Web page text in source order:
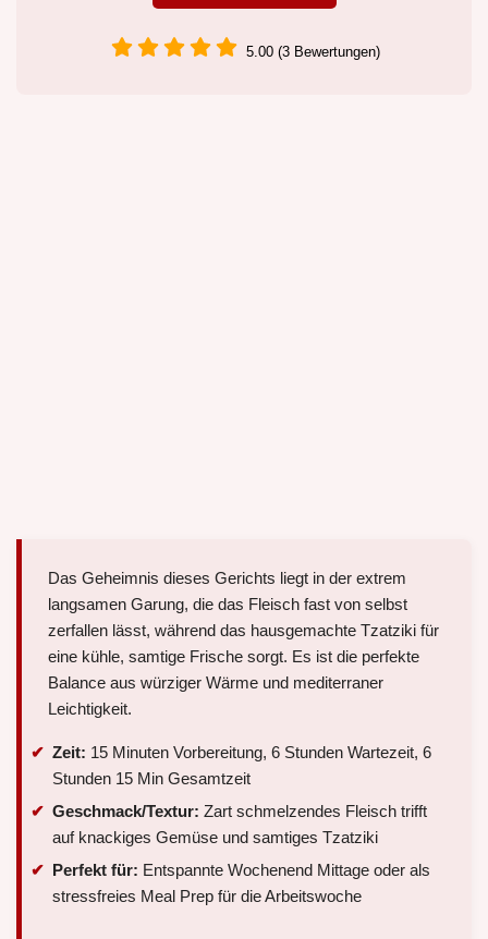
5.00 (3 Bewertungen)
Das Geheimnis dieses Gerichts liegt in der extrem
langsamen Garung, die das Fleisch fast von selbst
zerfallen lässt, während das hausgemachte Tzatziki für
eine kühle, samtige Frische sorgt. Es ist die perfekte
Balance aus würziger Wärme und mediterraner
Leichtigkeit.
Zeit: 15 Minuten Vorbereitung, 6 Stunden Wartezeit, 6
Stunden 15 Min Gesamtzeit
Geschmack/Textur: Zart schmelzendes Fleisch trifft
auf knackiges Gemüse und samtiges Tzatziki
Perfekt für: Entspannte Wochenend Mittage oder als
stressfreies Meal Prep für die Arbeitswoche